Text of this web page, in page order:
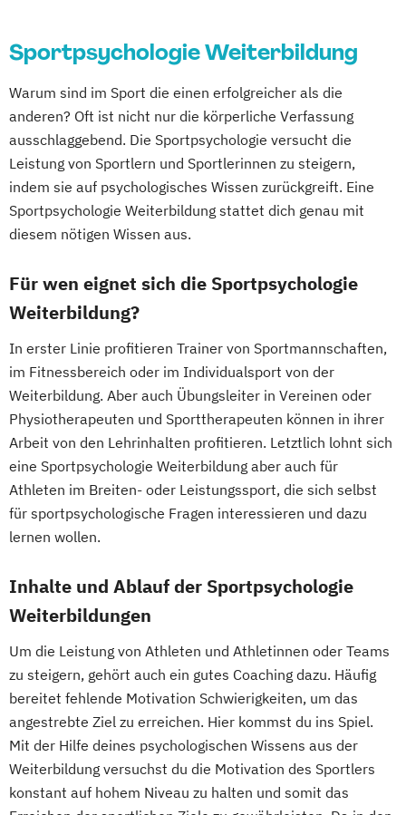
Sportpsychologie Weiterbildung
Warum sind im Sport die einen erfolgreicher als die
anderen? Oft ist nicht nur die körperliche Verfassung
ausschlaggebend. Die Sportpsychologie versucht die
Leistung von Sportlern und Sportlerinnen zu steigern,
indem sie auf psychologisches Wissen zurückgreift. Eine
Sportpsychologie Weiterbildung stattet dich genau mit
diesem nötigen Wissen aus.
Für wen eignet sich die Sportpsychologie
Weiterbildung?
In erster Linie profitieren Trainer von Sportmannschaften,
im Fitnessbereich oder im Individualsport von der
Weiterbildung. Aber auch Übungsleiter in Vereinen oder
Physiotherapeuten und Sporttherapeuten können in ihrer
Arbeit von den Lehrinhalten profitieren. Letztlich lohnt sich
eine Sportpsychologie Weiterbildung aber auch für
Athleten im Breiten- oder Leistungssport, die sich selbst
für sportpsychologische Fragen interessieren und dazu
lernen wollen.
Inhalte und Ablauf der Sportpsychologie
Weiterbildungen
Um die Leistung von Athleten und Athletinnen oder Teams
zu steigern, gehört auch ein gutes Coaching dazu. Häufig
bereitet fehlende Motivation Schwierigkeiten, um das
angestrebte Ziel zu erreichen. Hier kommst du ins Spiel.
Mit der Hilfe deines psychologischen Wissens aus der
Weiterbildung versuchst du die Motivation des Sportlers
konstant auf hohem Niveau zu halten und somit das